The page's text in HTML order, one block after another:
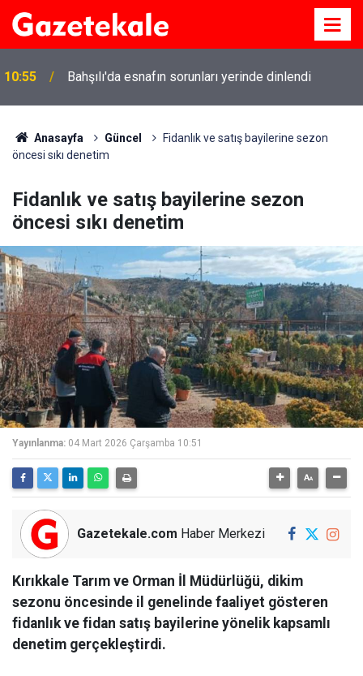
10:55 Bahşılı'da esnafın sorunları yerinde dinlendi
Anasayfa Güncel
Fidanlık ve satış bayilerine sezon
öncesi sıkı denetim
Fidanlık ve satış bayilerine sezon
öncesi sıkı denetim
Yayınlanma: 04 Mart 2026 Çarşamba 10:51
Gazetekale.com Haber Merkezi
Kırıkkale Tarım ve Orman İl Müdürlüğü, dikim
sezonu öncesinde il genelinde faaliyet gösteren
fidanlık ve fidan satış bayilerine yönelik kapsamlı
denetim gerçekleştirdi.